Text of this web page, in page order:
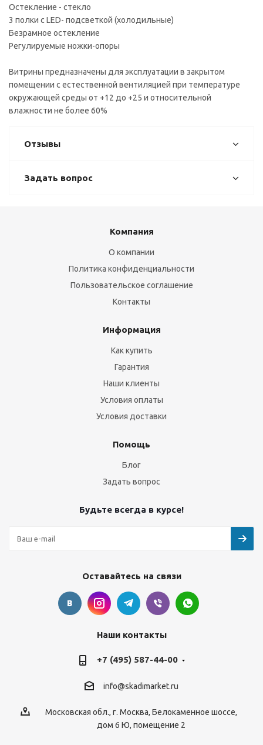
Остекление - стекло
3 полки с LED- подсветкой (холодильные)
Безрамное остекление
Регулируемые ножки-опоры
Витрины предназначены для эксплуатации в закрытом
помещении с естественной вентиляцией при температуре
окружающей среды от +12 до +25 и относительной
влажности не более 60%
Отзывы
Задать вопрос
Компания
О компании
Политика конфиденциальности
Пользовательское соглашение
Контакты
Информация
Как купить
Гарантия
Наши клиенты
Условия оплаты
Условия доставки
Помощь
Блог
Задать вопрос
Будьте всегда в курсе!
Оставайтесь на связи
Наши контакты
+7 (495) 587-44-00
info@skadimarket.ru
Московская обл., г. Москва, Белокаменное шоссе,
дом 6 Ю, помещение 2